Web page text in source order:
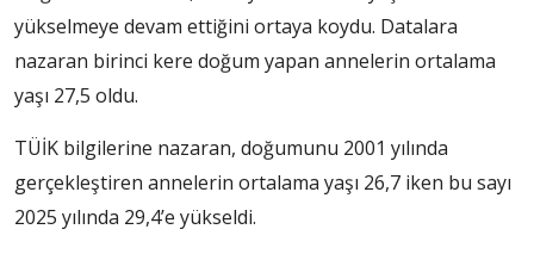
yükselmeye devam ettiğini ortaya koydu. Datalara
nazaran birinci kere doğum yapan annelerin ortalama
yaşı 27,5 oldu.
TÜİK bilgilerine nazaran, doğumunu 2001 yılında
gerçekleştiren annelerin ortalama yaşı 26,7 iken bu sayı
2025 yılında 29,4’e yükseldi.